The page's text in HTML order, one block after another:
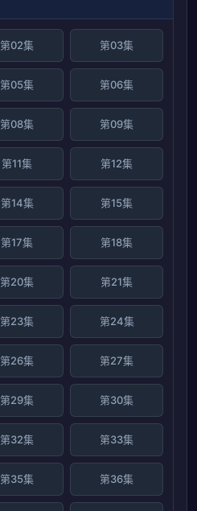
第02集 第03集
第05集 第06集
第08集 第09集
第11集 第12集
第14集 第15集
第17集 第18集
第20集 第21集
第23集 第24集
第26集 第27集
第29集 第30集
第32集 第33集
第35集 第36集